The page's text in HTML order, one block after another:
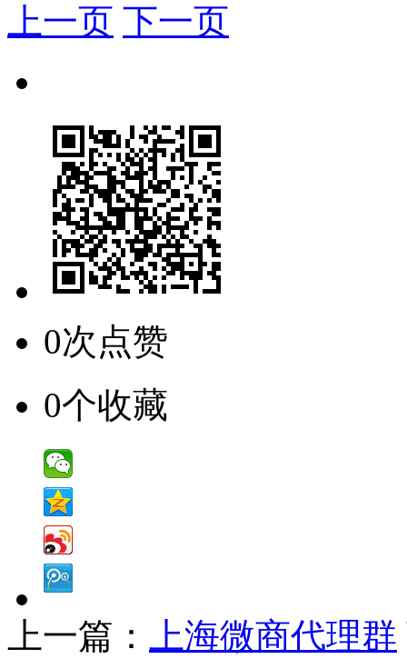
上一页 下一页
0次点赞
0个收藏
上一篇： 上海微商代理群